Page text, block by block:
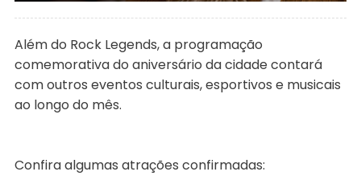
Além do Rock Legends, a programação
comemorativa do aniversário da cidade contará
com outros eventos culturais, esportivos e musicais
ao longo do mês.
Confira algumas atrações confirmadas: